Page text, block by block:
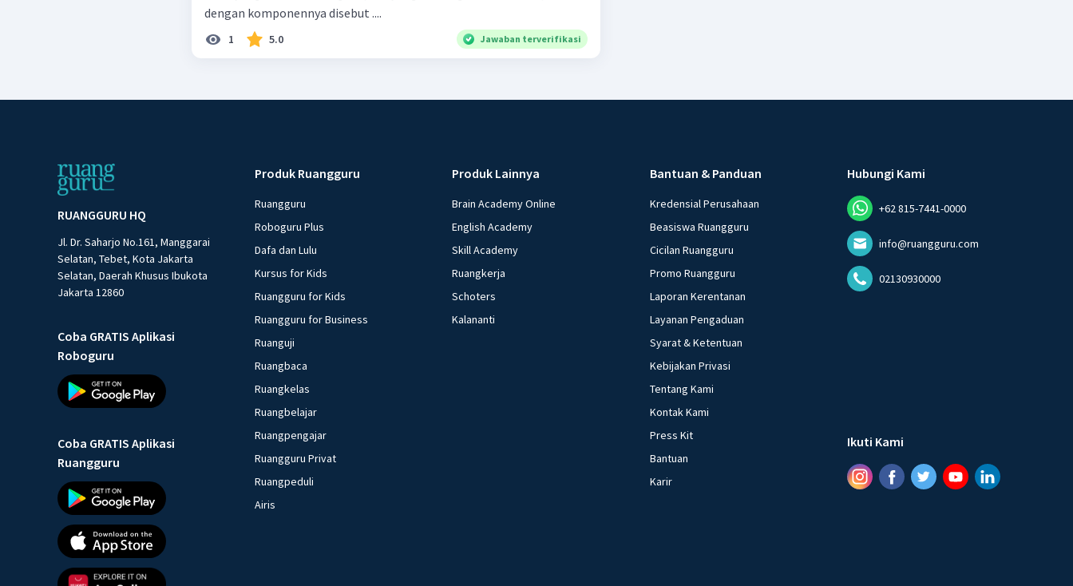
dengan komponennya disebut ....
1 5.0 Jawaban terverifikasi
RUANGGURU HQ
Jl. Dr. Saharjo No.161, Manggarai
Selatan, Tebet, Kota Jakarta
Selatan, Daerah Khusus Ibukota
Jakarta 12860
Coba GRATIS Aplikasi
Roboguru
Coba GRATIS Aplikasi
Ruangguru
Produk Ruangguru
Ruangguru
Roboguru Plus
Dafa dan Lulu
Kursus for Kids
Ruangguru for Kids
Ruangguru for Business
Ruanguji
Ruangbaca
Ruangkelas
Ruangbelajar
Ruangpengajar
Ruangguru Privat
Ruangpeduli
Airis
Produk Lainnya
Brain Academy Online
English Academy
Skill Academy
Ruangkerja
Schoters
Kalananti
Bantuan & Panduan
Kredensial Perusahaan
Beasiswa Ruangguru
Cicilan Ruangguru
Promo Ruangguru
Laporan Kerentanan
Layanan Pengaduan
Syarat & Ketentuan
Kebijakan Privasi
Tentang Kami
Kontak Kami
Press Kit
Bantuan
Karir
Hubungi Kami
+62 815-7441-0000
info@ruangguru.com
02130930000
Ikuti Kami